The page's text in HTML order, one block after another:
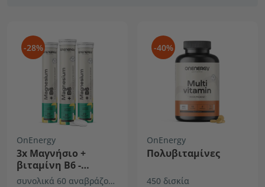
-28%
OnEnergy
3x Μαγνήσιο +
βιταμίνη Β6 -
αναβράζοντα δισκίασυνολικά 60 αναβράζοντα δισκία
-40%
OnEnergy
Πολυβιταμίνες
450 δισκία